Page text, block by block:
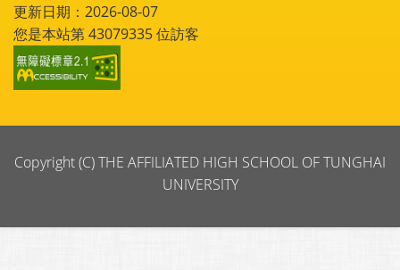
更新日期：2026-08-07
您是本站第43079335位訪客
Copyright (C) THE AFFILIATED HIGH SCHOOL OF TUNGHAI
UNIVERSITY